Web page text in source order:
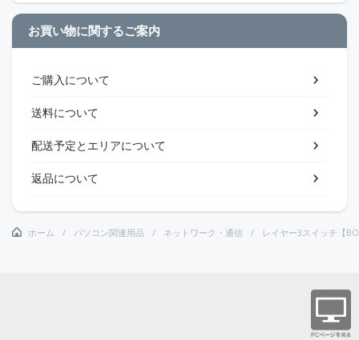
お買い物に関するご案内
ご購入について
送料について
配送予定とエリアについて
返品について
ホーム パソコン関連用品 ネットワーク・通信 レイヤー3スイッチ【